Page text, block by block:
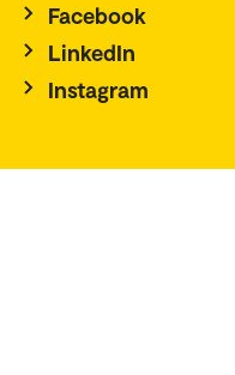
Facebook
LinkedIn
Instagram